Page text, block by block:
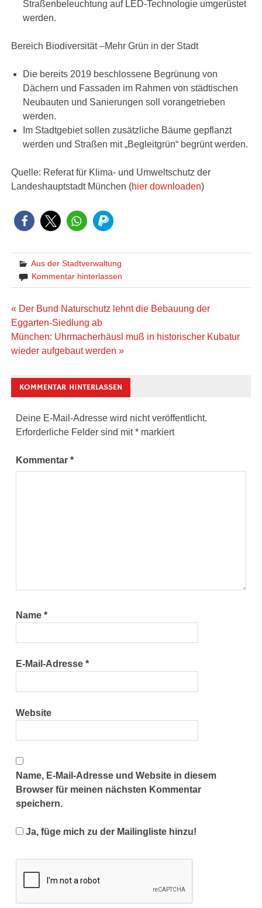
Straßenbeleuchtung auf LED-Technologie umgerüstet
werden.
Bereich Biodiversität –Mehr Grün in der Stadt
Die bereits 2019 beschlossene Begrünung von
Dächern und Fassaden im Rahmen von städtischen
Neubauten und Sanierungen soll vorangetrieben
werden.
Im Stadtgebiet sollen zusätzliche Bäume gepflanzt
werden und Straßen mit „Begleitgrün“ begrünt werden.
Quelle: Referat für Klima- und Umweltschutz der
Landeshauptstadt München (hier downloaden)
Aus der Stadtverwaltung
Kommentar hinterlassen
Beitragsnavigation
« Der Bund Naturschutz lehnt die Bebauung der
Eggarten-Siedlung ab
München: Uhrmacherhäusl muß in historischer Kubatur
wieder aufgebaut werden »
KOMMENTAR HINTERLASSEN
Deine E-Mail-Adresse wird nicht veröffentlicht.
Erforderliche Felder sind mit* markiert
Kommentar*
Name*
E-Mail-Adresse*
Website
Name, E-Mail-Adresse und Website in diesem
Browser für meinen nächsten Kommentar
speichern.
Ja, füge mich zu der Mailingliste hinzu!